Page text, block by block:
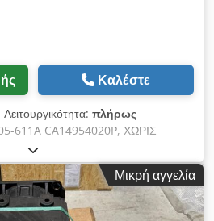
Καλέστε
Λειτουργικότητα: πλήρως
611A CA14954020P, ΧΩΡΙΣ
ΦΡΕΝΟ Μοντέλο: G405-
ταχύτητα: 4000 στροφές/
κατασκευής: 07/2007 Χωρίς
H A He Ac Djf Βαθμός
Μικρή αγγελία